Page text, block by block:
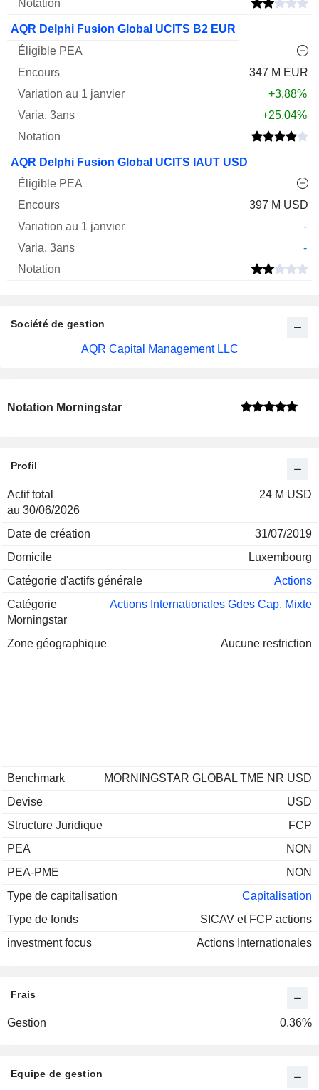
AQR Delphi Fusion Global UCITS B2 EUR
347 M EUR
+3,88%
+25,04%
AQR Delphi Fusion Global UCITS IAUT USD
397 M USD
-
-
Société de gestion
AQR Capital Management LLC
Notation Morningstar
Profil
Actif total
au 30/06/2026
24 M USD
Date de création
31/07/2019
Domicile
Luxembourg
Catégorie d'actifs générale
Actions
Catégorie
Morningstar
Actions Internationales Gdes Cap. Mixte
Zone géographique Aucune restriction
Benchmark
MORNINGSTAR GLOBAL TME NR USD
Devise
USD
Structure Juridique
FCP
PEA
NON
PEA-PME
NON
Type de capitalisation
Capitalisation
Type de fonds
SICAV et FCP actions
investment focus
Actions Internationales
Frais
Gestion 0.36%
Equipe de gestion